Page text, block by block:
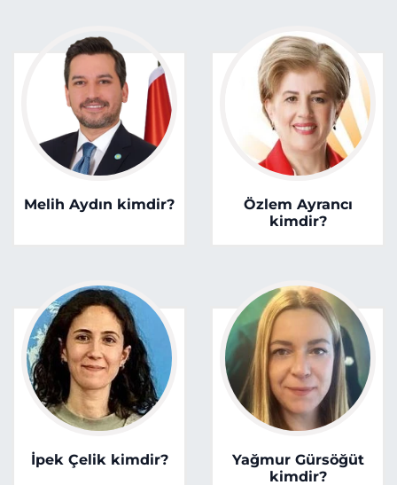
Melih Aydın kimdir?
Özlem Ayrancı
kimdir?
İpek Çelik kimdir?
Yağmur Gürsöğüt
kimdir?
MAGAZİN
ESKİŞEHİRSPOR